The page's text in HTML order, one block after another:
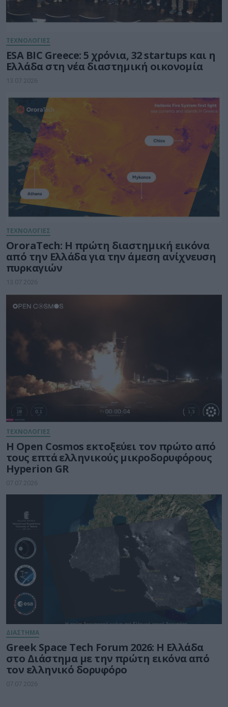
ΤΕΧΝΟΛΟΓΙΕΣ
ESA BIC Greece: 5 χρόνια, 32 startups και η
Ελλάδα στη νέα διαστημική οικονομία
13.07.2026
ΤΕΧΝΟΛΟΓΙΕΣ
OroraTech: Η πρώτη διαστημική εικόνα
από την Ελλάδα για την άμεση ανίχνευση
πυρκαγιών
13.07.2026
ΤΕΧΝΟΛΟΓΙΕΣ
Η Open Cosmos εκτοξεύει τον πρώτο από
τους επτά ελληνικούς μικροδορυφόρους
Hyperion GR
07.07.2026
ΔΙΑΣΤΗΜΑ
Greek Space Tech Forum 2026: Η Ελλάδα
στο Διάστημα με την πρώτη εικόνα από
τον ελληνικό δορυφόρο
07.07.2026